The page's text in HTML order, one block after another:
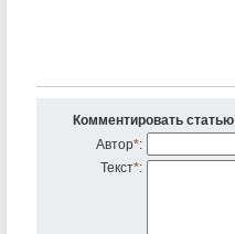
Комментировать статью
Автор*:
Текст*: